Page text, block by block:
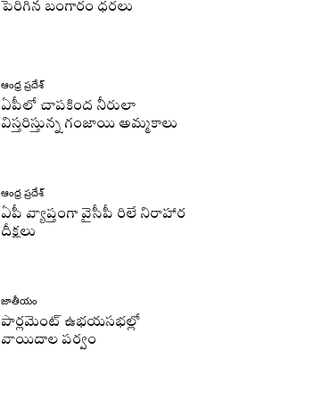
పెరిగిన బంగారం ధరలు
ఆంధ్ర ప్రదేశ్
ఏపీలో చాపకింద నీరులా
విస్తరిస్తున్న గంజాయి అమ్మకాలు
ఆంధ్ర ప్రదేశ్
ఏపీ వ్యాప్తంగా వైసీపీ రిలే నిరాహార
దీక్షలు
జాతీయం
పార్లమెంట్ ఉభయసభల్లో
వాయిదాల పర్వం